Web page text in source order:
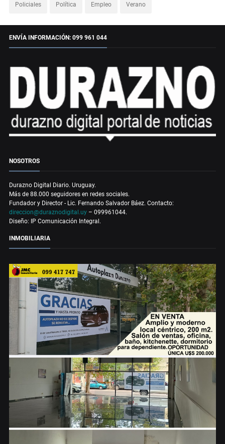
Policiales Política Empleo Verano
ENVÍA INFORMACIÓN: 099 961 044
NOSOTROS
Durazno Digital Diario. Uruguay.
Más de 88.000 seguidores en redes sociales.
Fundador y Director - Lic. Fernando Salvador Báez. Contacto:
direccion@duraznodigital.uy – 099961044.
Diseño: IP Comunicación Integral.
INMOBILIARIA